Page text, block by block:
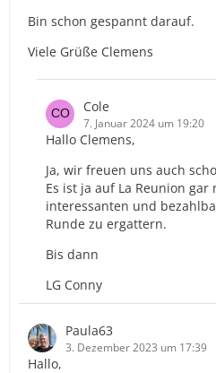
Bin schon gespannt darauf.
Viele Grüße Clemens
Cole
7. Januar 2024 um 19:20
Hallo Clemens,
Ja, wir freuen uns auch
Es ist ja auf La Reunion
interessanten und
Runde zu ergattern.
Bis dann
LG Conny
Paula63
3. Dezember 2023 um 17:39
Hallo,